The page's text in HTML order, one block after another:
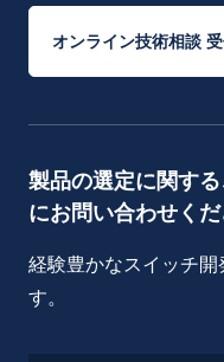
オンライン技術相談
製品の選定に関す
にお問い合わせくだ
経験豊かなスイッチ開
す。